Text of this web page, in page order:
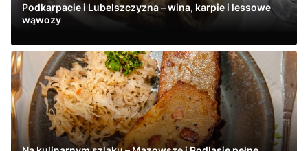
Podkarpacie i Lubelszczyzna – wina, karpie i lessowe
wąwozy
Zobacz